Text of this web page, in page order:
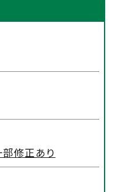
修正あり